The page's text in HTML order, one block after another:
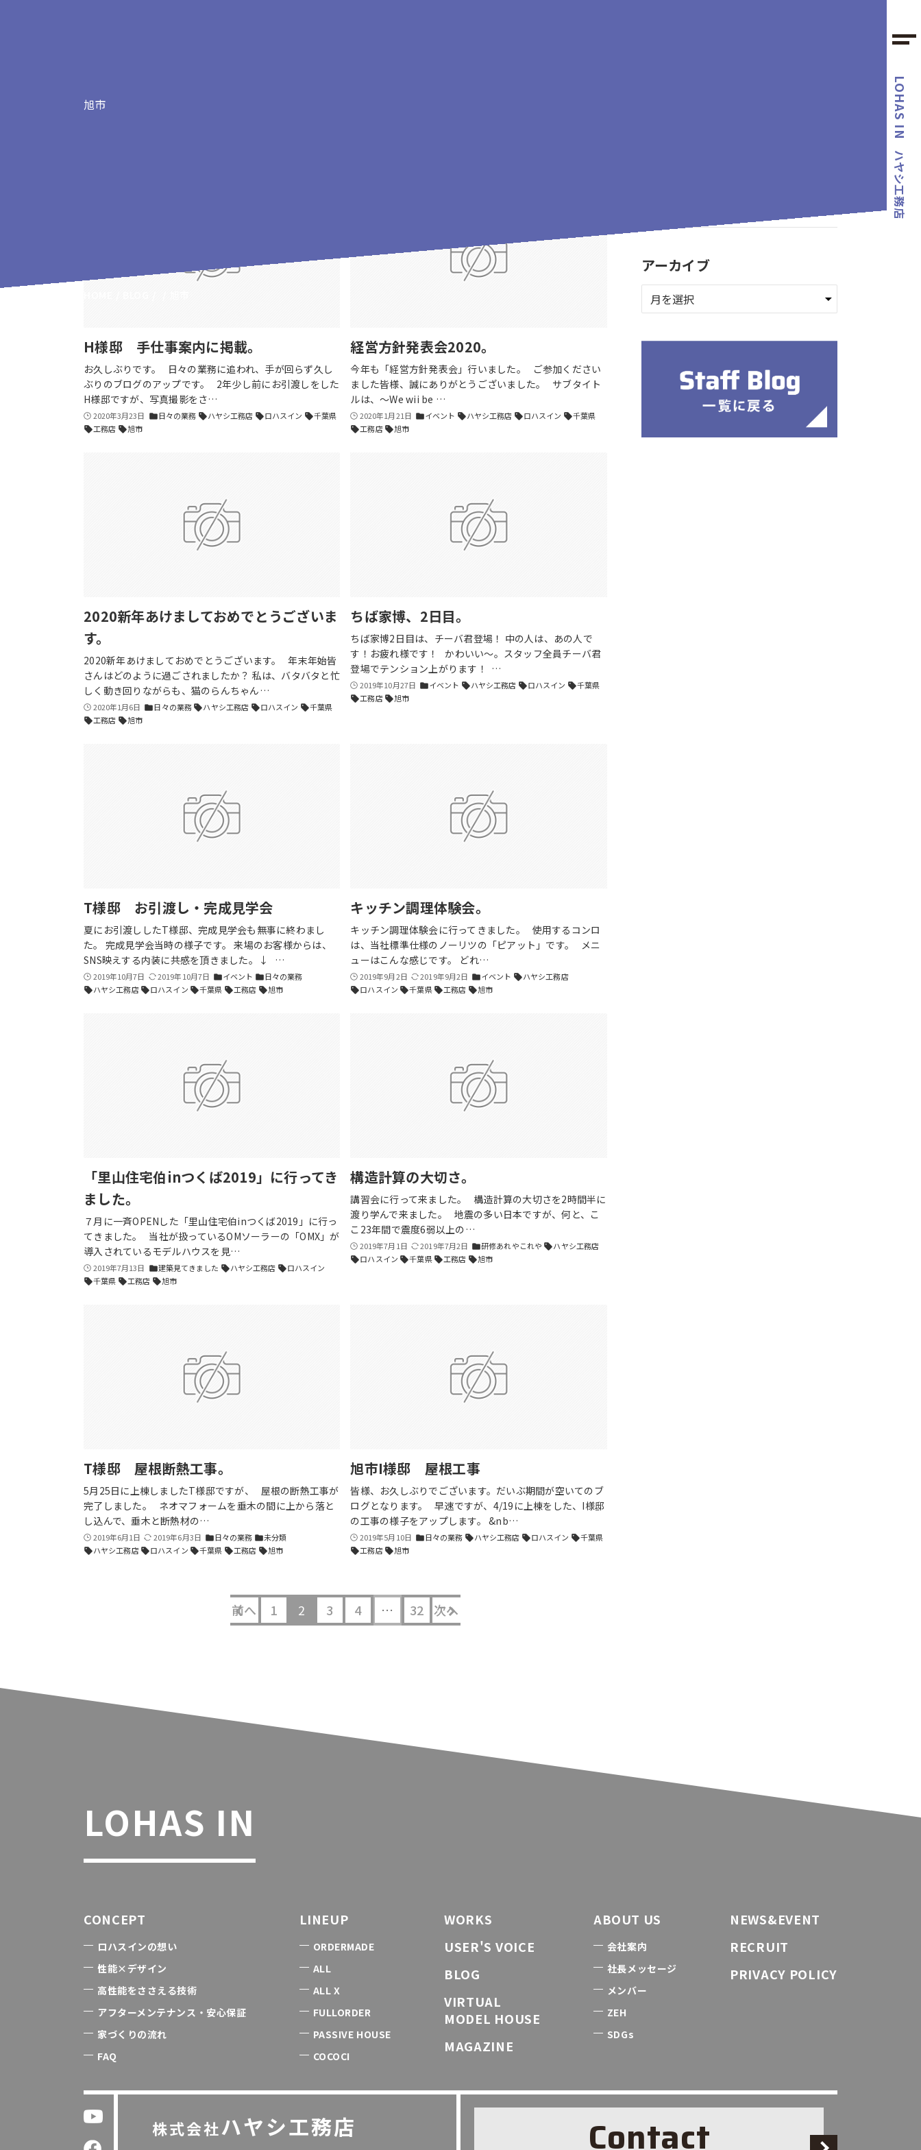
LOHAS IN
ハヤシ工務店
旭市
H様邸 手仕事案内に掲載。
お久しぶりです。 日々の業務に追われ、手が回らず久し
ぶりのブログのアップです。 2年少し前にお引渡しをした
H様邸ですが、写真撮影をさ…
2020年3月23日 folder日々の業務 sellハヤシ工務店 sellロハスイン sell千葉県
sell工務店 sell旭市
経営方針発表会2020。
今年も「経営方針発表会」行いました。 ご参加ください
ました皆様、誠にありがとうございました。 サブタイト
ルは、～We wii be …
2020年1月21日 folderイベント sellハヤシ工務店 sellロハスイン sell千葉県
sell工務店 sell旭市
2020新年あけましておめでとうございま
す。
2020新年あけましておめでとうございます。 年末年始皆
さんはどのように過ごされましたか？ 私は、バタバタと忙
しく動き回りながらも、猫のらんちゃん…
2020年1月6日 folder日々の業務 sellハヤシ工務店 sellロハスイン sell千葉県
sell工務店 sell旭市
ちば家博、2日目。
ちば家博2日目は、チーバ君登場！ 中の人は、あの人で
す！お疲れ様です！ かわいい〜。スタッフ全員チーバ君
登場でテンション上がります！ …
2019年10月27日 folderイベント sellハヤシ工務店 sellロハスイン sell千葉県
sell工務店 sell旭市
T様邸 お引渡し・完成見学会
夏にお引渡ししたT様邸、完成見学会も無事に終わまし
た。 完成見学会当時の様子です。 来場のお客様からは、
SNS映えする内装に共感を頂きました。↓ …
2019年10月7日 2019年10月7日 folderイベント folder日々の業務
sellハヤシ工務店 sellロハスイン sell千葉県 sell工務店 sell旭市
キッチン調理体験会。
キッチン調理体験会に行ってきました。 使用するコンロ
は、当社標準仕様のノーリツの「ピアット」です。 メニ
ューはこんな感じです。 どれ…
2019年9月2日 2019年9月2日 folderイベント sellハヤシ工務店
sellロハスイン sell千葉県 sell工務店 sell旭市
「里山住宅伯inつくば2019」に行ってき
ました。
７月に一斉OPENした「里山住宅伯inつくば2019」に行っ
てきました。 当社が扱っているOMソーラーの「OMX」が
導入されているモデルハウスを見…
2019年7月13日 folder建築見てきました sellハヤシ工務店 sellロハスイン
sell千葉県 sell工務店 sell旭市
構造計算の大切さ。
講習会に行って来ました。 構造計算の大切さを2時間半に
渡り学んで来ました。 地震の多い日本ですが、何と、こ
こ23年間で震度6弱以上の…
2019年7月1日 2019年7月2日 folder研修あれやこれや sellハヤシ工務店
sellロハスイン sell千葉県 sell工務店 sell旭市
T様邸 屋根断熱工事。
5月25日に上棟しましたT様邸ですが、 屋根の断熱工事が
完了しました。 ネオマフォームを垂木の間に上から落と
し込んで、垂木と断熱材の…
2019年6月1日 2019年6月3日 folder日々の業務 folder未分類
sellハヤシ工務店 sellロハスイン sell千葉県 sell工務店 sell旭市
旭市I様邸 屋根工事
皆様、お久しぶりでございます。だいぶ期間が空いてのブ
ログとなります。 早速ですが、4/19に上棟をした、I様邸
の工事の様子をアップします。 &nb…
2019年5月10日 folder日々の業務 sellハヤシ工務店 sellロハスイン sell千葉県
sell工務店 sell旭市
前へ 1 2 3 4 … 32 次へ
アーカイブ
LOHAS IN
CONCEPT
ロハスインの想い
性能×デザイン
高性能をささえる技術
アフターメンテナンス・安心保証
家づくりの流れ
FAQ
LINEUP
ORDERMADE
ALL
ALL X
FULLORDER
PASSIVE HOUSE
COCOCI
WORKS
USER'S VOICE
BLOG
VIRTUAL
MODEL HOUSE
MAGAZINE
ABOUT US
会社案内
社長メッセージ
メンバー
ZEH
SDGs
NEWS&EVENT
RECRUIT
PRIVACY POLICY
株式会社ハヤシ工務店 Contact